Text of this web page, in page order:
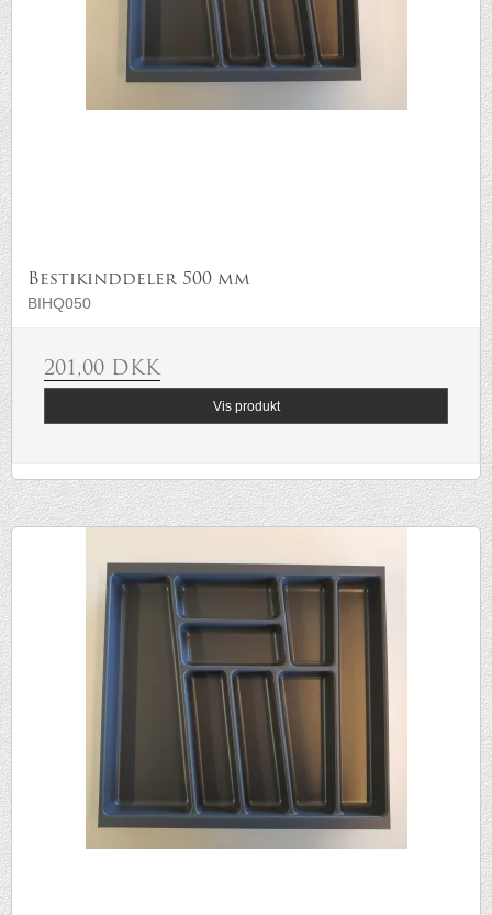
Bestikinddeler 500 mm
BIHQ050
201,00 DKK
Vis produkt